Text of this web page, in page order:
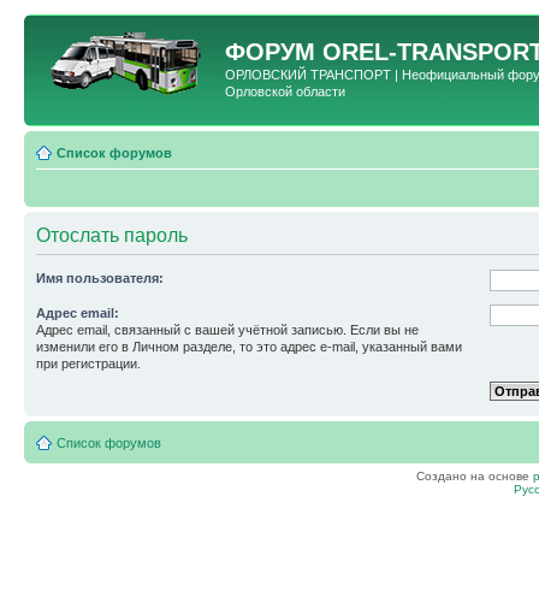
ФОРУМ OREL-
ОРЛОВСКИЙ ТРАНСПОРТ | Неофициальный форум
Орловской области
Список форумов
Отослать пароль
Имя пользователя:
Адрес email:
Адрес email, связанный с вашей учётной записью. Если вы не
изменили его в Личном разделе, то это адрес e-mail, указанный вами
при регистрации.
Список форумов
Создано на основе